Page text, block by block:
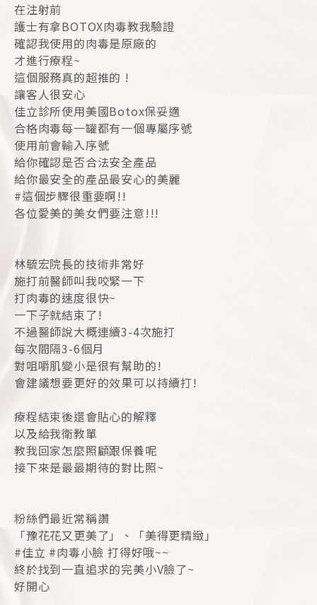
在注射前
護士有拿BOTOX肉毒教我驗證
確認我使用的肉毒是原廠的
才進行療程~
這個服務真的超推的 !
讓客人很安心
佳立診所使用美國Botox保妥適
合格肉毒每一罐都有一個專屬序號
使用前會輸入序號
給你確認是否合法安全產品
給你最安全的產品最安心的美麗
#這個步驟很重要啊!!
各位愛美的美女們要注意!!!
林毓宏院長的技術非常好
施打前醫師叫我咬緊一下
打肉毒的速度很快~
一下子就結束了!
不過醫師說大概連續3-4次施打
每次間隔3-6個月
對咀嚼肌變小是很有幫助的!
會建議想要更好的效果可以持續打!
療程結束後還會貼心的解釋
以及給我衛教單
教我回家怎麼照顧跟保養呢
接下來是最最期待的對比照~
粉絲們最近常稱讚
「豫花花又更美了」、「美得更精緻」
#佳立 #肉毒小臉 打得好哦~~
終於找到一直追求的完美小V臉了~
好開心